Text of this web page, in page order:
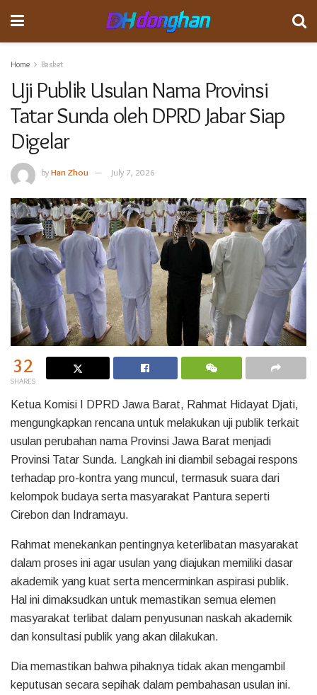
Home Basket
Uji Publik Usulan Nama Provinsi
Tatar Sunda oleh DPRD Jabar Siap
Digelar
byHan Zhou July 7, 2026
32
SHARES
Ketua Komisi I DPRD Jawa Barat, Rahmat Hidayat Djati,
mengungkapkan rencana untuk melakukan uji publik terkait
usulan perubahan nama Provinsi Jawa Barat menjadi
Provinsi Tatar Sunda. Langkah ini diambil sebagai respons
terhadap pro-kontra yang muncul, termasuk suara dari
kelompok budaya serta masyarakat Pantura seperti
Cirebon dan Indramayu.
Rahmat menekankan pentingnya keterlibatan masyarakat
dalam proses ini agar usulan yang diajukan memiliki dasar
akademik yang kuat serta mencerminkan aspirasi publik.
Hal ini dimaksudkan untuk memastikan semua elemen
masyarakat terlibat dalam penyusunan naskah akademik
dan konsultasi publik yang akan dilakukan.
Dia memastikan bahwa pihaknya tidak akan mengambil
keputusan secara sepihak dalam pembahasan usulan ini.